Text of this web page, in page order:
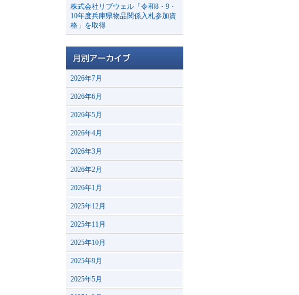
株式会社リブウェル「令和8・9・
10年度兵庫県物品関係入札参加資
格」を取得
2026年7月
2026年6月
2026年5月
2026年4月
2026年3月
2026年2月
2026年1月
2025年12月
2025年11月
2025年10月
2025年9月
2025年5月